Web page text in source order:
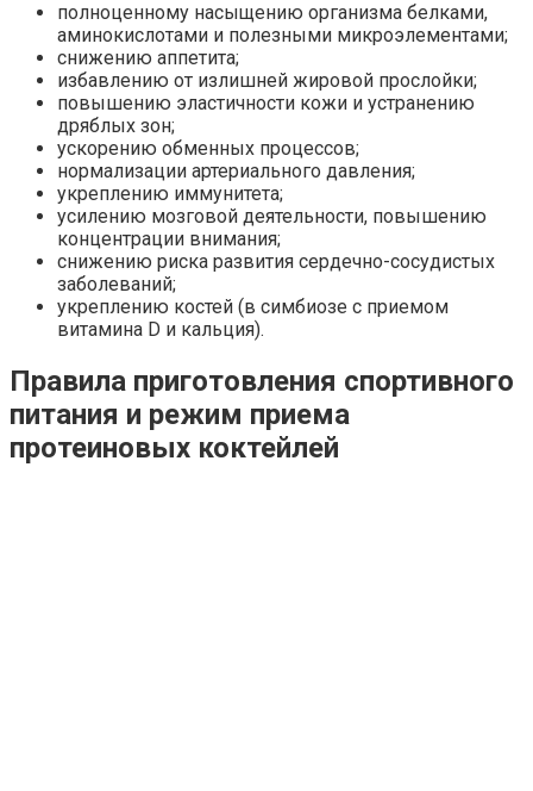
полноценному насыщению организма белками,
аминокислотами и полезными микроэлементами;
снижению аппетита;
избавлению от излишней жировой прослойки;
повышению эластичности кожи и устранению
дряблых зон;
ускорению обменных процессов;
нормализации артериального давления;
укреплению иммунитета;
усилению мозговой деятельности, повышению
концентрации внимания;
снижению риска развития сердечно-сосудистых
заболеваний;
укреплению костей (в симбиозе с приемом
витамина D и кальция).
Правила приготовления спортивного
питания и режим приема
протеиновых коктейлей